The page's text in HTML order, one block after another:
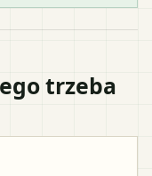
trzeba